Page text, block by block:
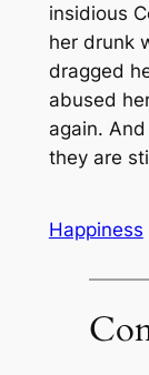
insidious
her drunk
dragged
abused
again.
they are
Happiness